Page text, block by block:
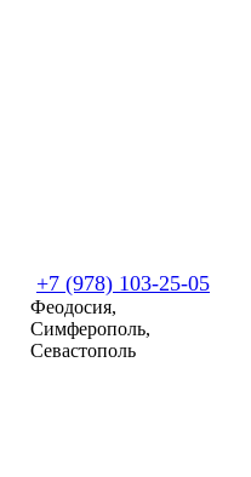
+7 (978) 103-25-05
Феодосия,
Симферополь,
Севастополь